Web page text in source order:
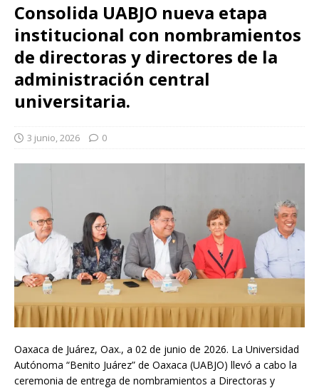
Consolida UABJO nueva etapa
institucional con nombramientos
de directoras y directores de la
administración central
universitaria.
3 junio, 2026 0
Oaxaca de Juárez, Oax., a 02 de junio de 2026. La Universidad
Autónoma “Benito Juárez” de Oaxaca (UABJO) llevó a cabo la
ceremonia de entrega de nombramientos a Directoras y